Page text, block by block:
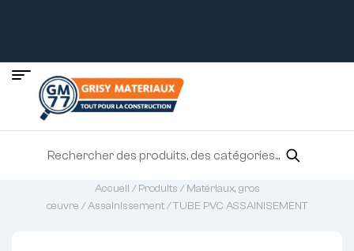
Accueil /Produits /Matériaux, gros
œuvre /Assainissement/ TUBE PVC ASSAINISEMENT